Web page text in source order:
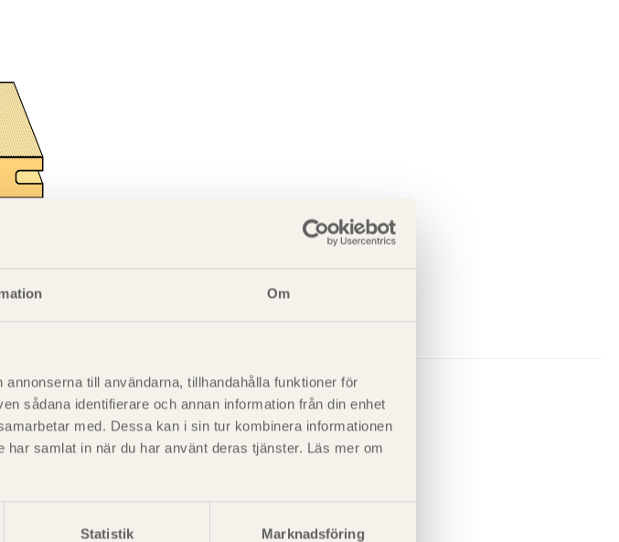
Om
till användarna, tillhandahålla funktioner för
sådana identifierare och annan information från din enhet
med. Dessa kan i sin tur kombinera informationen
samlat in när du har använt deras tjänster. Läs mer om
Statistik Marknadsföring